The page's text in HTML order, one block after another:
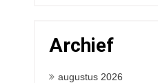
Archief
augustus 2026